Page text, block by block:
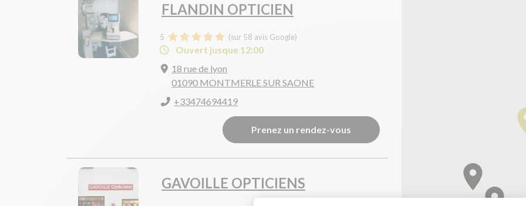
FLANDIN OPTICIEN
5 (sur 58 avis Google)
Ouvert jusque 12:00
18 rue de lyon
01090 MONTMERLE SUR SAONE
+33474694419
Prenez un rendez-vous
GAVOILLE OPTICIENS